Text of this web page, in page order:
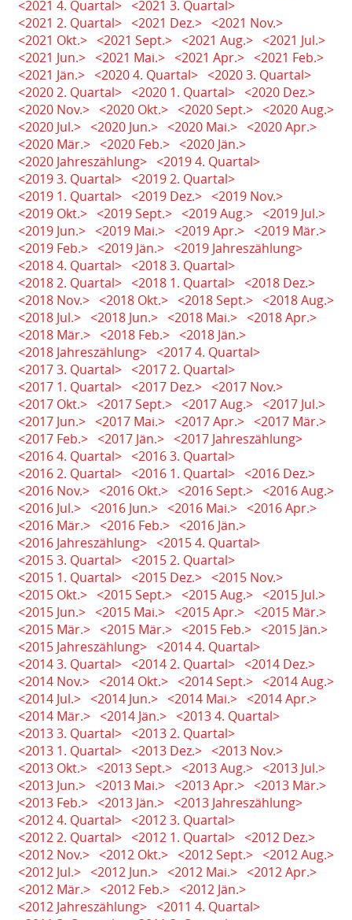
<2021 4. Quartal> <2021 3. Quartal>
<2021 2. Quartal> <2021 Dez.> <2021 Nov.>
<2021 Okt.> <2021 Sept.> <2021 Aug.> <2021 Jul.>
<2021 Jun.> <2021 Mai.> <2021 Apr.> <2021 Feb.>
<2021 Jän.> <2020 4. Quartal> <2020 3. Quartal>
<2020 2. Quartal> <2020 1. Quartal> <2020 Dez.>
<2020 Nov.> <2020 Okt.> <2020 Sept.> <2020 Aug.>
<2020 Jul.> <2020 Jun.> <2020 Mai.> <2020 Apr.>
<2020 Mär.> <2020 Feb.> <2020 Jän.>
<2020 Jahreszählung> <2019 4. Quartal>
<2019 3. Quartal> <2019 2. Quartal>
<2019 1. Quartal> <2019 Dez.> <2019 Nov.>
<2019 Okt.> <2019 Sept.> <2019 Aug.> <2019 Jul.>
<2019 Jun.> <2019 Mai.> <2019 Apr.> <2019 Mär.>
<2019 Feb.> <2019 Jän.> <2019 Jahreszählung>
<2018 4. Quartal> <2018 3. Quartal>
<2018 2. Quartal> <2018 1. Quartal> <2018 Dez.>
<2018 Nov.> <2018 Okt.> <2018 Sept.> <2018 Aug.>
<2018 Jul.> <2018 Jun.> <2018 Mai.> <2018 Apr.>
<2018 Mär.> <2018 Feb.> <2018 Jän.>
<2018 Jahreszählung> <2017 4. Quartal>
<2017 3. Quartal> <2017 2. Quartal>
<2017 1. Quartal> <2017 Dez.> <2017 Nov.>
<2017 Okt.> <2017 Sept.> <2017 Aug.> <2017 Jul.>
<2017 Jun.> <2017 Mai.> <2017 Apr.> <2017 Mär.>
<2017 Feb.> <2017 Jän.> <2017 Jahreszählung>
<2016 4. Quartal> <2016 3. Quartal>
<2016 2. Quartal> <2016 1. Quartal> <2016 Dez.>
<2016 Nov.> <2016 Okt.> <2016 Sept.> <2016 Aug.>
<2016 Jul.> <2016 Jun.> <2016 Mai.> <2016 Apr.>
<2016 Mär.> <2016 Feb.> <2016 Jän.>
<2016 Jahreszählung> <2015 4. Quartal>
<2015 3. Quartal> <2015 2. Quartal>
<2015 1. Quartal> <2015 Dez.> <2015 Nov.>
<2015 Okt.> <2015 Sept.> <2015 Aug.> <2015 Jul.>
<2015 Jun.> <2015 Mai.> <2015 Apr.> <2015 Mär.>
<2015 Mär.> <2015 Mär.> <2015 Feb.> <2015 Jän.>
<2015 Jahreszählung> <2014 4. Quartal>
<2014 3. Quartal> <2014 2. Quartal> <2014 Dez.>
<2014 Nov.> <2014 Okt.> <2014 Sept.> <2014 Aug.>
<2014 Jul.> <2014 Jun.> <2014 Mai.> <2014 Apr.>
<2014 Mär.> <2014 Jän.> <2013 4. Quartal>
<2013 3. Quartal> <2013 2. Quartal>
<2013 1. Quartal> <2013 Dez.> <2013 Nov.>
<2013 Okt.> <2013 Sept.> <2013 Aug.> <2013 Jul.>
<2013 Jun.> <2013 Mai.> <2013 Apr.> <2013 Mär.>
<2013 Feb.> <2013 Jän.> <2013 Jahreszählung>
<2012 4. Quartal> <2012 3. Quartal>
<2012 2. Quartal> <2012 1. Quartal> <2012 Dez.>
<2012 Nov.> <2012 Okt.> <2012 Sept.> <2012 Aug.>
<2012 Jul.> <2012 Jun.> <2012 Mai.> <2012 Apr.>
<2012 Mär.> <2012 Feb.> <2012 Jän.>
<2012 Jahreszählung> <2011 4. Quartal>